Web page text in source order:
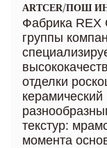
ARTCER/ПОШ
Фабрика REX
группы
отделки
текстур:
момента